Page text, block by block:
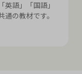
語」「国語」
の教材です。